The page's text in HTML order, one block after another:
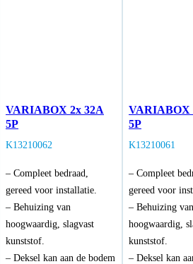
VARIABOX 2x 32A
5P
K13210062
– Compleet bedraad,
gereed voor installatie.
– Behuizing van
hoogwaardig, slagvast
kunststof.
– Deksel kan aan de bodem
VARIABOX
5P
K13210061
– Compleet
gereed voor
– Behuizing van
hoogwaardig,
kunststof.
– Deksel kan